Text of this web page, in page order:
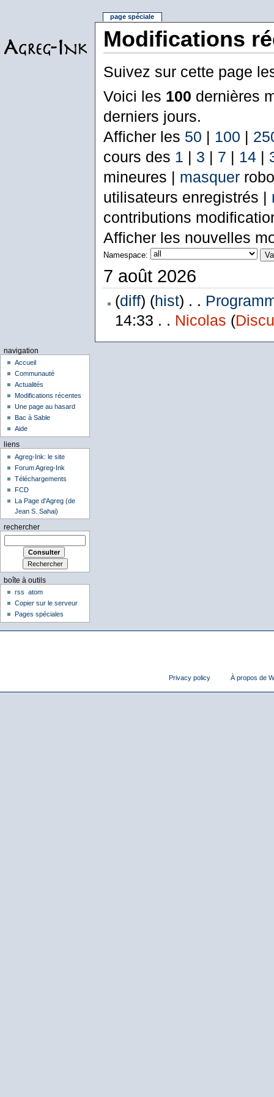
Modifications
Suivez sur cette page
Voici les 100 dernières
derniers jours.
Afficher les 50 | 100 |
cours des 1 | 3 | 7 | 14|
mineures | masquer
utilisateurs enregistrés |
contributions
Afficher les nouvelles
Namespace:
7 août 2026
(diff) (hist) . .
14:33 . . Nicolas (
page spéciale
navigation
Accueil
Communauté
Actualités
Modifications récentes
Une page au hasard
Bac à Sable
Aide
liens
Agreg-Ink: le site
Forum Agreg-Ink
Téléchargements
FCD
La Page d'Agreg (de
Jean S. Sahai)
rechercher
boîte à outils
rss
atom
Copier sur le serveur
Pages spéciales
Privacy policy À propos de